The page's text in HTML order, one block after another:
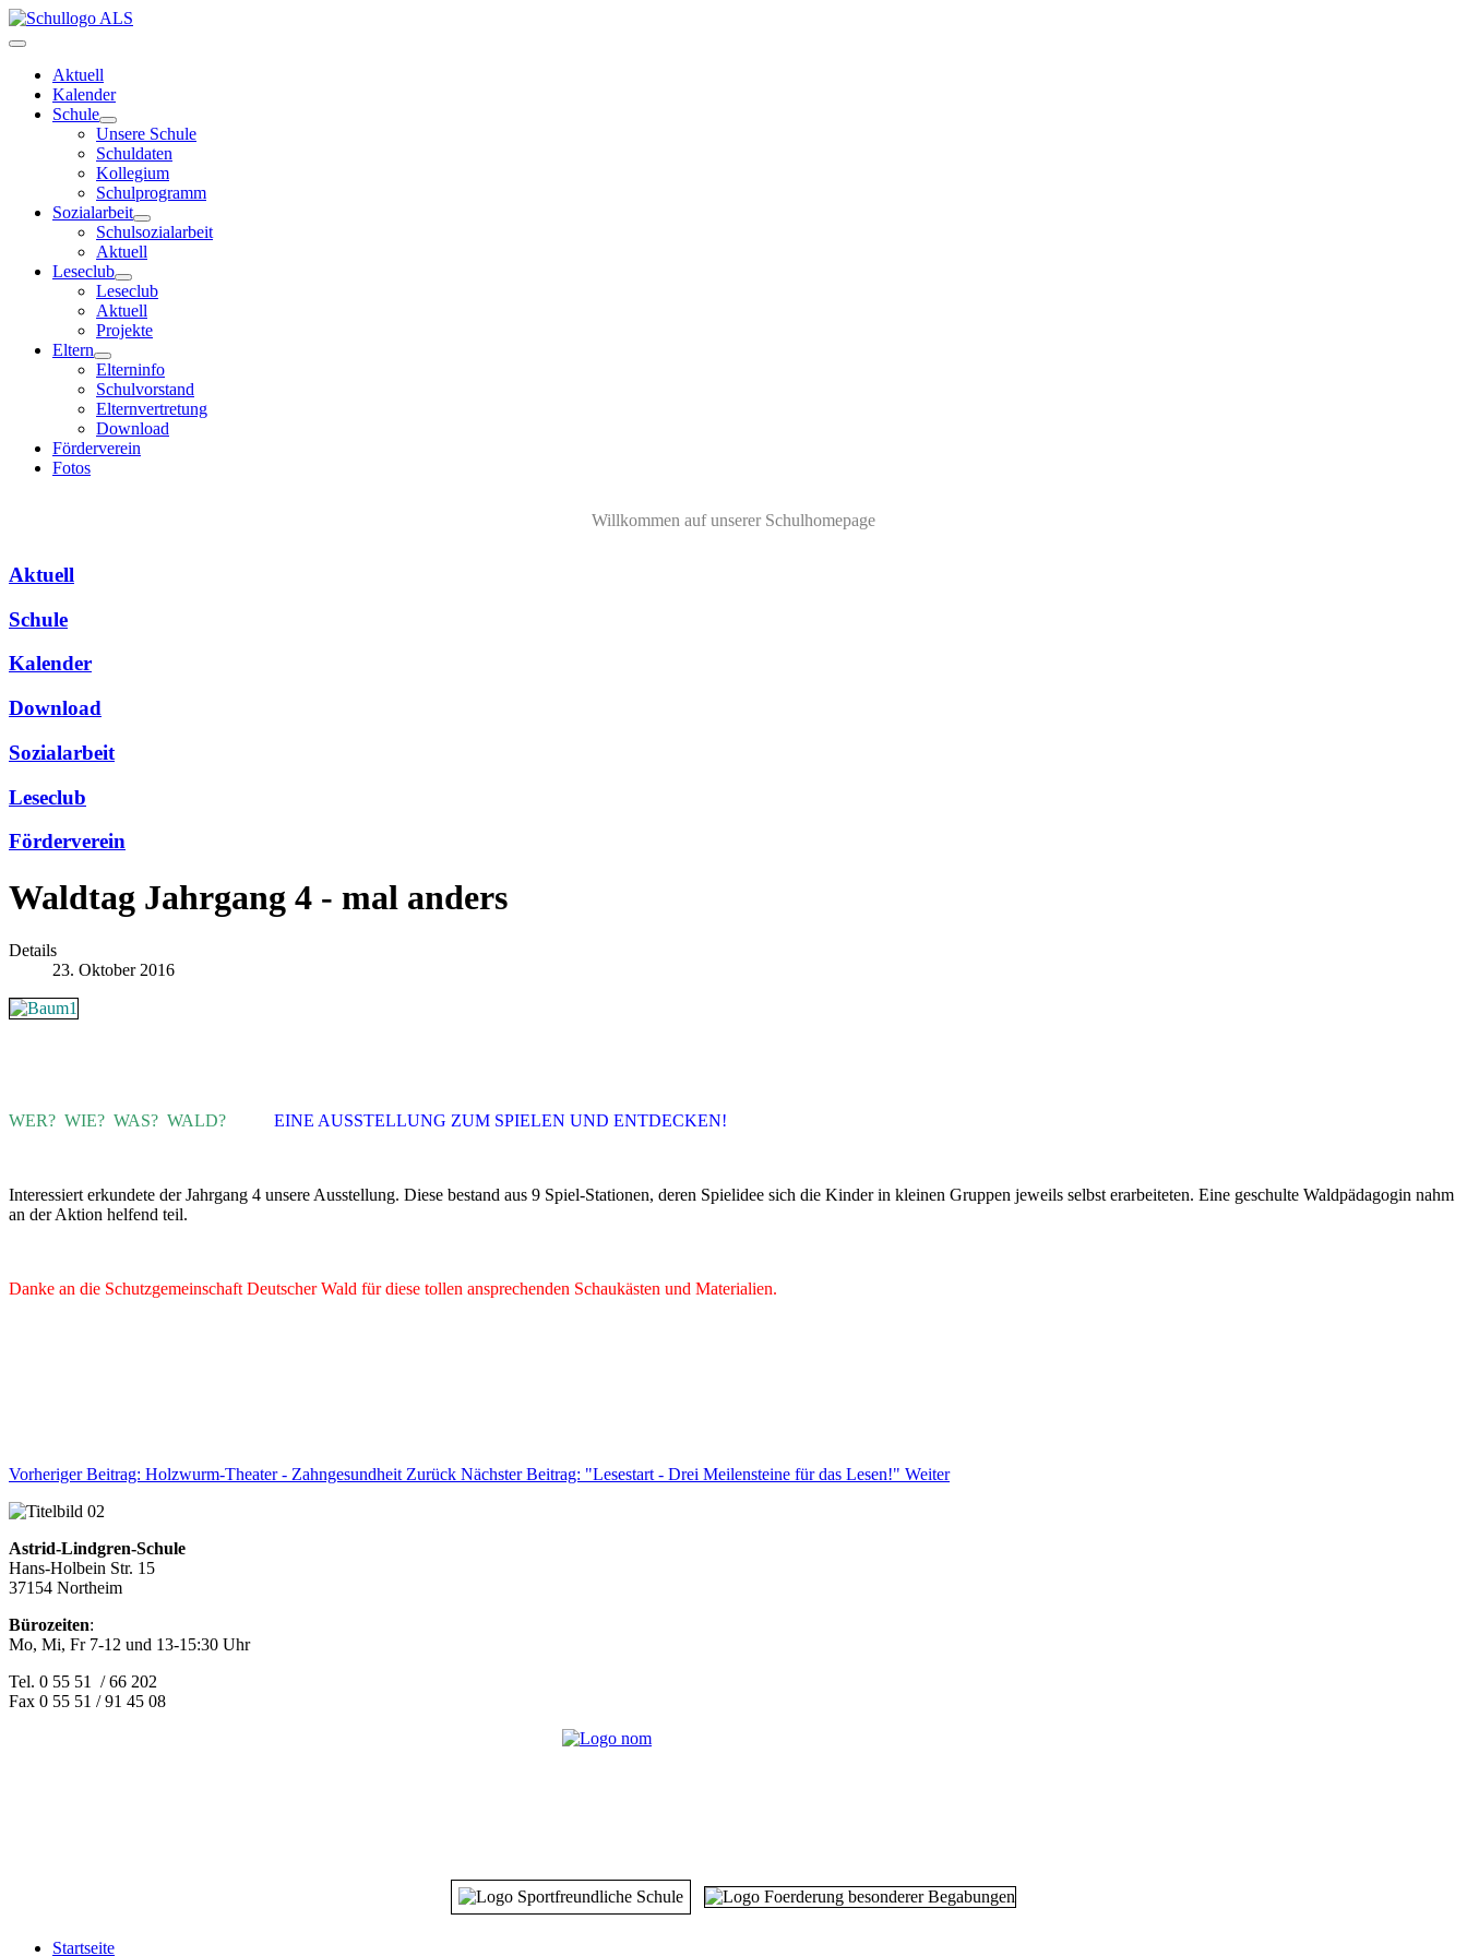
Aktuell
Kalender
Schule
Unsere Schule
Schuldaten
Kollegium
Schulprogramm
Sozialarbeit
Schulsozialarbeit
Aktuell
Leseclub
Leseclub
Aktuell
Projekte
Eltern
Elterninfo
Schulvorstand
Elternvertretung
Download
Förderverein
Fotos
Willkommen auf unserer Schulhomepage
Aktuell
Schule
Kalender
Download
Sozialarbeit
Leseclub
Förderverein
Waldtag Jahrgang 4 - mal anders
Details
23. Oktober 2016
WER? WIE? WAS? WALD? EINE AUSSTELLUNG ZUM SPIELEN UND ENTDECKEN!
Interessiert erkundete der Jahrgang 4 unsere Ausstellung. Diese bestand aus 9 Spiel-Stationen, deren Spielidee sich die Kinder in kleinen Gruppen jeweils selbst erarbeiteten. Eine geschulte Waldpädagogin nahm
an der Aktion helfend teil.
Danke an die Schutzgemeinschaft Deutscher Wald für diese tollen ansprechenden Schaukästen und Materialien.
Vorheriger Beitrag: Holzwurm-Theater - Zahngesundheit Zurück Nächster Beitrag: "Lesestart - Drei Meilensteine für das Lesen!" Weiter
Astrid-Lindgren-Schule
Hans-Holbein Str. 15
37154 Northeim
Bürozeiten:
Mo, Mi, Fr 7-12 und 13-15:30 Uhr
Tel. 0 55 51 / 66 202
Fax 0 55 51 / 91 45 08
Startseite